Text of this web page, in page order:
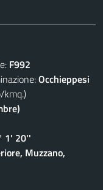
F992
Occhieppesi
kmq.)
1' 20''
Muzzano,